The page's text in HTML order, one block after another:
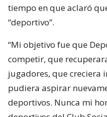
tiempo en que aclaró
“deportivo”.
“Mi objetivo fue que
competir, que
jugadores, que creciera
pudiera aspirar
deportivos. Nunca mi